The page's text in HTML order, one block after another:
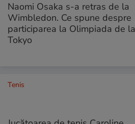
Naomi Osaka s-a retras de la
Wimbledon. Ce spune despre
participarea la Olimpiada de la
Tokyo
Tenis